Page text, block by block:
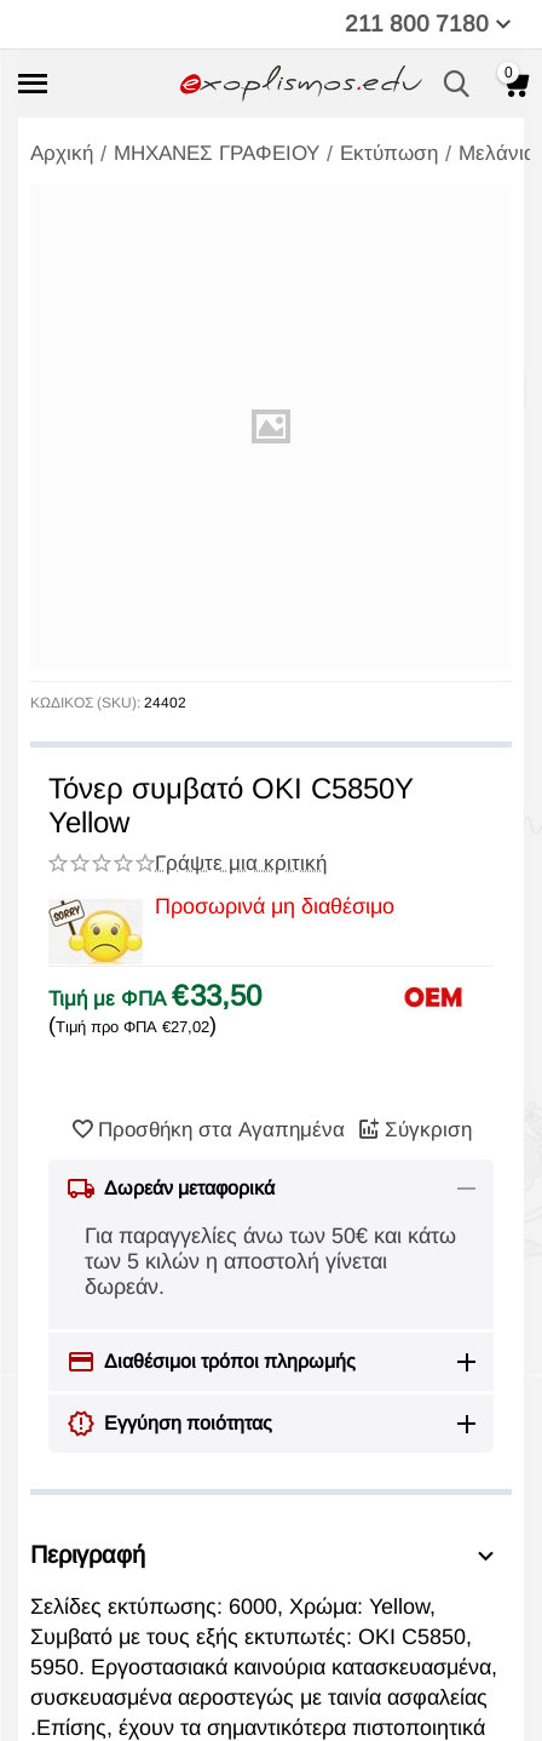
211 800 7180
0
Αρχική / ΜΗΧΑΝΕΣ ΓΡΑΦΕΙΟΥ / Εκτύπωση /
ΚΩΔΙΚΟΣ (SKU): 24402
Τόνερ συμβατό OKI C5850Y
Yellow
Γράψτε μια κριτική
Προσωρινά μη διαθέσιμο
Τιμή με ΦΠΑ €33,50
(Τιμή προ ΦΠΑ €27,02)
Προσθήκη στα Αγαπημένα Σύγκριση
Δωρεάν μεταφορικά
Για παραγγελίες άνω των 50€ και κάτω
των 5 κιλών η αποστολή γίνεται
δωρεάν.
Διαθέσιμοι τρόποι πληρωμής
Εγγύηση ποιότητας
Περιγραφή
Σελίδες εκτύπωσης: 6000, Χρώμα: Yellow,
Συμβατό με τους εξής εκτυπωτές: OKI C5850,
5950. Εργοστασιακά καινούρια κατασκευασμένα,
συσκευασμένα αεροστεγώς με ταινία ασφαλείας
.Επίσης, έχουν τα σημαντικότερα πιστοποιητικά